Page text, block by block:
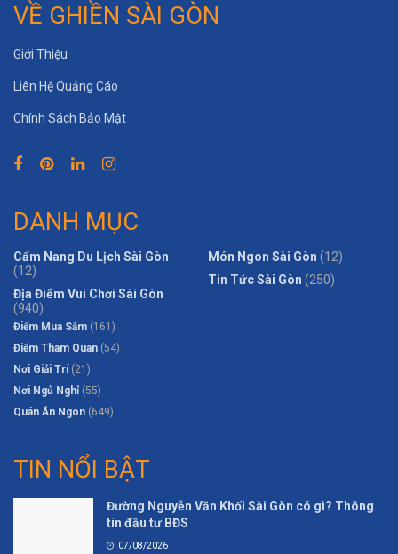
VỀ GHIỀN SÀI GÒN
Giới Thiệu
Liên Hệ Quảng Cáo
Chính Sách Bảo Mật
DANH MỤC
Cẩm Nang Du Lịch Sài Gòn
(12)
Địa Điểm Vui Chơi Sài Gòn
(940)
Điểm Mua Sắm (161)
Điểm Tham Quan (54)
Nơi Giải Trí (21)
Nơi Ngủ Nghỉ (55)
Quán Ăn Ngon (649)
Món Ngon Sài Gòn (12)
Tin Tức Sài Gòn (250)
TIN NỔI BẬT
Đường Nguyễn Văn Khối Sài Gòn có gì? Thông
tin đầu tư BĐS
07/08/2026